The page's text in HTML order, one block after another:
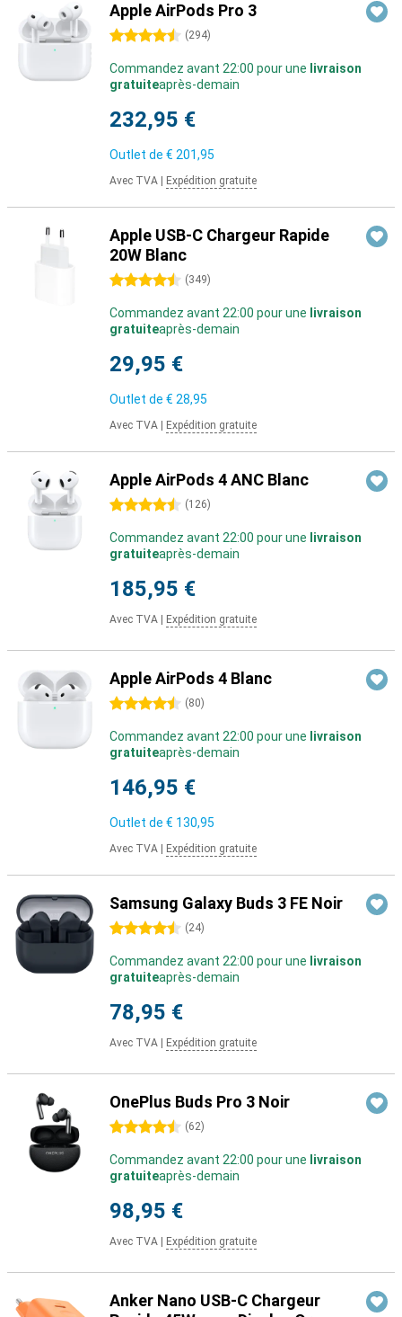
Apple AirPods Pro 3
4.5 étoiles (294)
Commandez avant 22:00 pour une livraison
gratuiteaprès-demain
232,95 €
Outlet de € 201,95
Avec TVA Expédition gratuite
Apple USB-C Chargeur Rapide
20W Blanc
4.5 étoiles (349)
Commandez avant 22:00 pour une livraison
gratuiteaprès-demain
29,95 €
Outlet de € 28,95
Avec TVA Expédition gratuite
Apple AirPods 4 ANC Blanc
4.5 étoiles (126)
Commandez avant 22:00 pour une livraison
gratuiteaprès-demain
185,95 €
Avec TVA Expédition gratuite
Apple AirPods 4 Blanc
4.5 étoiles (80)
Commandez avant 22:00 pour une livraison
gratuiteaprès-demain
146,95 €
Outlet de € 130,95
Avec TVA Expédition gratuite
Samsung Galaxy Buds 3 FE Noir
4.5 étoiles (24)
Commandez avant 22:00 pour une livraison
gratuiteaprès-demain
78,95 €
Avec TVA Expédition gratuite
OnePlus Buds Pro 3 Noir
4.5 étoiles (62)
Commandez avant 22:00 pour une livraison
gratuiteaprès-demain
98,95 €
Avec TVA Expédition gratuite
Anker Nano USB-C Chargeur